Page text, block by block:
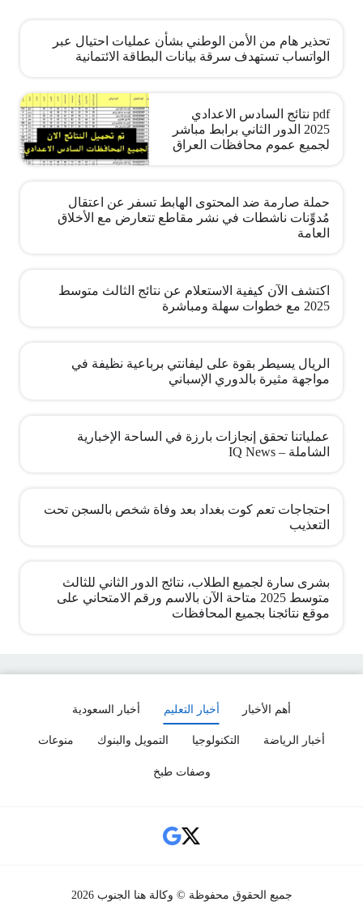
تحذير هام من الأمن الوطني بشأن عمليات احتيال عبر
الواتساب تستهدف سرقة بيانات البطاقة الائتمانية
pdf نتائج السادس الاعدادي
2025 الدور الثاني برابط مباشر
لجميع عموم محافظات العراق
حملة صارمة ضد المحتوى الهابط تسفر عن اعتقال
مُدوِّنات ناشطات في نشر مقاطع تتعارض مع الأخلاق
العامة
اكتشف الآن كيفية الاستعلام عن نتائج الثالث متوسط
2025 مع خطوات سهلة ومباشرة
الريال يسيطر بقوة على ليفانتي برباعية نظيفة في
مواجهة مثيرة بالدوري الإسباني
عملياتنا تحقق إنجازات بارزة في الساحة الإخبارية
الشاملة – IQ News
احتجاجات تعم كوت بغداد بعد وفاة شخص بالسجن تحت
التعذيب
بشرى سارة لجميع الطلاب، نتائج الدور الثاني للثالث
متوسط 2025 متاحة الآن بالاسم ورقم الامتحاني على
موقع نتائجنا بجميع المحافظات
أهم الأخبار أخبار التعليم أخبار السعودية
أخبار الرياضة التكنولوجيا التمويل والبنوك منوعات
وصفات طبخ
Social Links
جميع الحقوق محفوظة © وكالة هنا الجنوب 2026